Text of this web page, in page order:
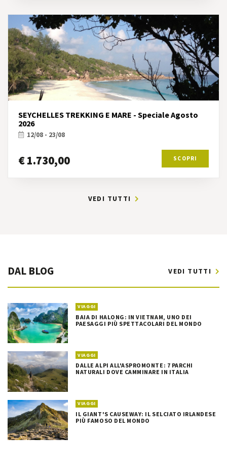
SEYCHELLES TREKKING E MARE - Speciale Agosto
2026
12/08 - 23/08
€ 1.730,00 SCOPRI
VEDI TUTTI
DAL BLOG VEDI TUTTI
VIAGGI
BAIA DI HALONG: IN VIETNAM, UNO DEI
PAESAGGI PIÙ SPETTACOLARI DEL MONDO
VIAGGI
DALLE ALPI ALL'ASPROMONTE: 7 PARCHI
NATURALI DOVE CAMMINARE IN ITALIA
VIAGGI
IL GIANT'S CAUSEWAY: IL SELCIATO IRLANDESE
PIÙ FAMOSO DEL MONDO